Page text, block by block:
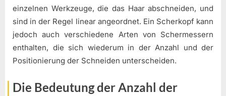
einzelnen Werkzeuge, die das Haar abschneiden, und
sind in der Regel linear angeordnet. Ein Scherkopf kann
jedoch auch verschiedene Arten von Schermessern
enthalten, die sich wiederum in der Anzahl und der
Positionierung der Schneiden unterscheiden.
Die Bedeutung der Anzahl der